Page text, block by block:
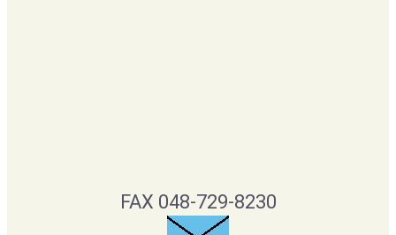
FAX 048-729-8230